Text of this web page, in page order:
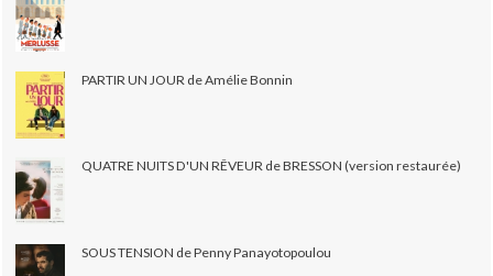
PARTIR UN JOUR de Amélie Bonnin
QUATRE NUITS D'UN RÊVEUR de BRESSON (version restaurée)
SOUS TENSION de Penny Panayotopoulou